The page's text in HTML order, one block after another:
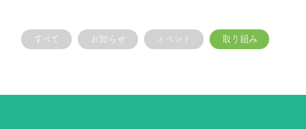
すべて お知らせ イベント 取り組み